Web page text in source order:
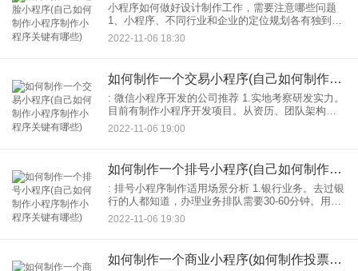
小程序如何做好设计制作工作，需要注意哪些问题
1、小程序、不同行业和企业的定位规划各有独到之
处，所以对应的每一个企业都会有自己的发展规
划。根据企业的特点，做好定位方案。一旦明确了
2022-11-06 18:30
如何制作一个交易小程序(自己如何制作小程序制作小程序关键有哪些)
: 微信小程序开发的公司推荐 1.实地考察研发实力。
目前有制作小程序开发项目。从资历、团队架构是
否清晰、营业执照是否齐全、是否有网上案小程
序、是否有自己的案官网、其维护是否完好等方
2022-11-06 19:00
如何制作一个排号小程序(自己如何制作小程序制作小程序关键有哪些)
: 排号小程序制作适用场景分析 1.银行业务。去过银
行的人都知道，办理业务排队需要30-60分钟。用银
行号小程序用户只需根据自己的日程安排，在小程
序上查看周边银行，选择对应时间段功能。服务电
2022-11-06 19:30
如何制作一个商业小程序(如何制作投票小程序运行)